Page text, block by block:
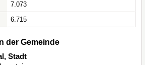
7.073
6.715
der Gemeinde
Stadt